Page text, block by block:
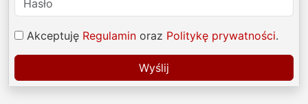
Akceptuję Regulamin oraz Politykę prywatności.
Wyślij